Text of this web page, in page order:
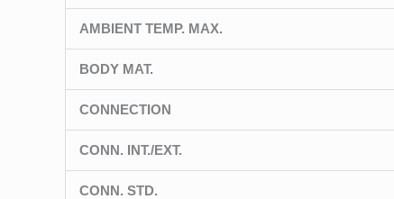
AMBIENT TEMP. MAX.
BODY MAT.
CONNECTION
CONN. INT./EXT.
CONN. STD.